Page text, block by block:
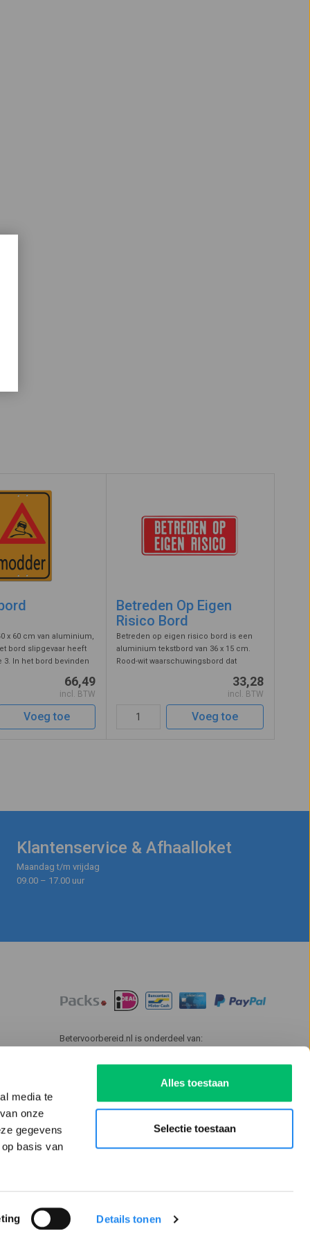
media te
onze
gegevens
basis van
Details tonen
Alles toestaan
Selectie toestaan
x 60 cm van aluminium,
bord slipgevaar heeft
3. In het bord bevinden
borden worden
als agrari ...
66,49
incl. BTW
Voeg toe
Betreden Op Eigen
Risico Bord
Betreden op eigen risico bord is een
aluminium tekstbord van 36 x 15 cm.
Rood-wit waarschuwingsbord dat
achter dit bord voor op eigen risico is.
Het impliceert dat het gebied wel ...
33,28
incl. BTW
Voeg toe
Klantenservice & Afhaalloket
Maandag t/m vrijdag
09.00 – 17.00 uur
Betervoorbereid.nl is onderdeel van: